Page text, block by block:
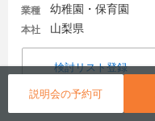
説明会の予約可
業種 幼稚園・保育園
本社 山梨県
検討リスト登録